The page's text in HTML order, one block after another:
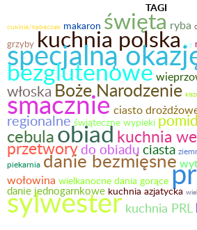
TAGI
cukinia/kabaczek makaron święta ryba
grzyby kuchnia polska ryż
specjalną
bezglutenowe
włoskaBoże Narodzenie
smacznieciasto
regionalne świąteczne wypieki
cebulaobiadkuchnia
przetworydo obiadu ciasta
piekarnia danie bezmięsne
wołowina wielkanocne dania gorące
danie jednogarnkowe kuchnia azjatycka
sylwester kuchnia PRL